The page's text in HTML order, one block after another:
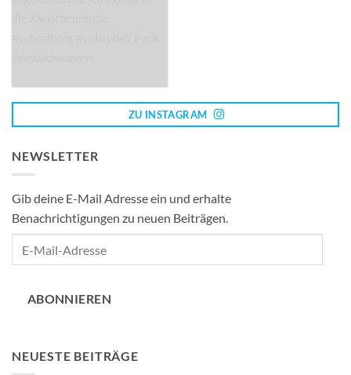
ZU INSTAGRAM
NEWSLETTER
Gib deine E-Mail Adresse ein und erhalte
Benachrichtigungen zu neuen Beiträgen.
ABONNIEREN
NEUESTE BEITRÄGE